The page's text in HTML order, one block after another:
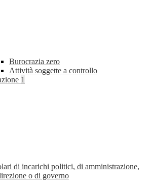
Burocrazia zero
Attività soggette a controllo
1
di incarichi politici, di amministrazione,
o di governo